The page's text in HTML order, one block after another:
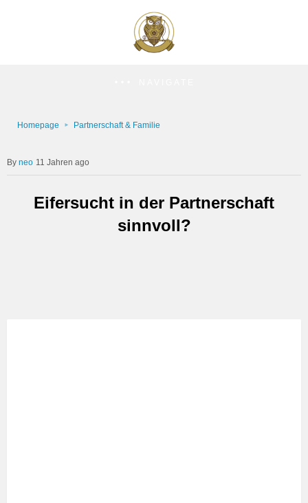
Homepage Partnerschaft & Familie
neo 11 Jahren ago
Eifersucht in der Partnerschaft
sinnvoll?